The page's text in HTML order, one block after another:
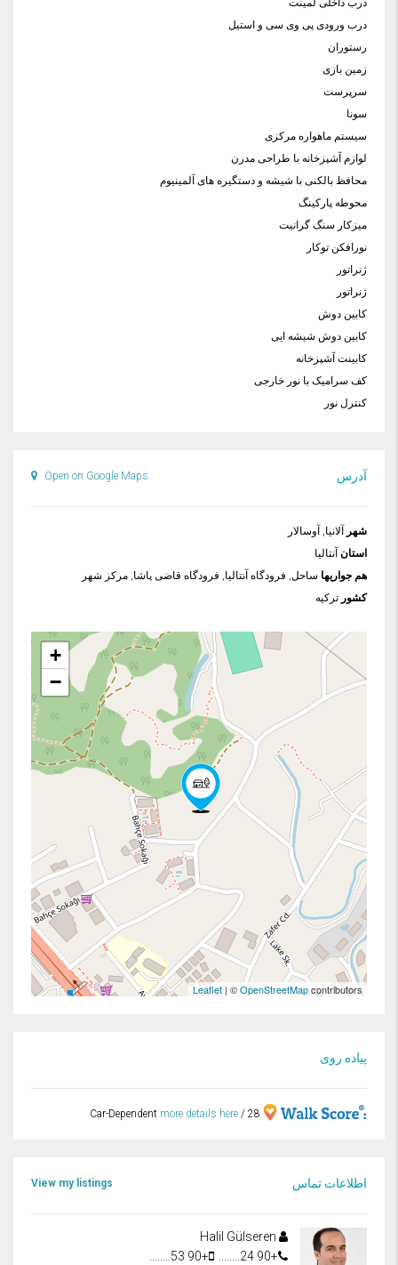
درب داخلی لمینت
درب ورودی پی وی سی و استیل
رستوران
زمین بازی
سرپرست
سونا
سیستم ماهواره مرکزی
لوازم آشپزخانه با طراحی مدرن
محافظ بالکنی با شیشه و دستگیره های آلمینیوم
محوطه پارکینگ
میزکار سنگ گرانیت
نورافکن توکار
ژنراتور
ژنراتور
کابین دوش
کابین دوش شیشه ایی
کابینت آشپزخانه
کف سرامیک با نور خارجی
کنترل نور
آدرس Open on Google Maps
شهر
آلانیا, آوسالار
استان آنتالیا
هم جواریها ساحل, فرودگاه آنتالیا, فرودگاه قاضی پاشا, مرکز شهر
کشور ترکیه
+
−
Leaflet | ©OpenStreetMapcontributors
پیاده روی
28 / Car-Dependent
more details here
اطلاعات تماس View my listings
+90 24........
+90 53........